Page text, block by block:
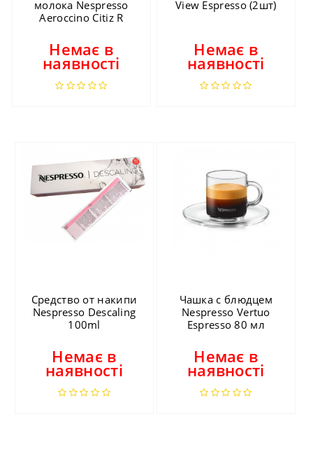
молока Nespresso
Aeroccino Citiz R
Немає в
наявності
View Espresso (2шт)
Немає в
наявності
Средство от накипи
Nespresso Descaling
100ml
Немає в
наявності
Чашка с блюдцем
Nespresso Vertuo
Espresso 80 мл
Немає в
наявності